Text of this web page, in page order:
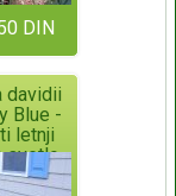
DIN
davidii
Blue -
letnji
svetlo
boje